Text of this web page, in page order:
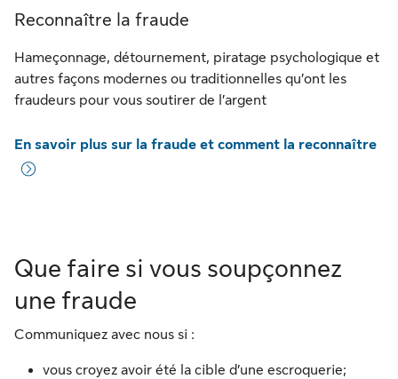
Reconnaître la fraude
Hameçonnage, détournement, piratage psychologique et
autres façons modernes ou traditionnelles qu’ont les
fraudeurs pour vous soutirer de l’argent
En savoir plus sur la fraude et comment la reconnaître
Que faire si vous soupçonnez
une fraude
Communiquez avec nous si :
vous croyez avoir été la cible d’une escroquerie;